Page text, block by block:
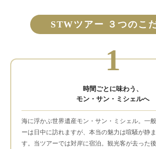
STWツアー ３つのこ
1
時間ごとに味わう、
モン・サン・ミシェルへ
海に浮かぶ世界遺産モン・サン・ミシェル。一
ーは日中に訪れますが、本当の魅力は喧騒が静
す。当ツアーでは対岸に宿泊。観光客が去った